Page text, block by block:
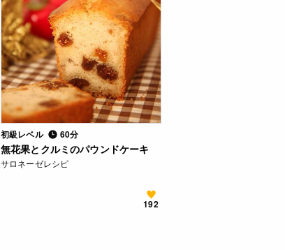
初級レベル 60分
無花果とクルミのパウンドケーキ
サロネーゼレシピ
192